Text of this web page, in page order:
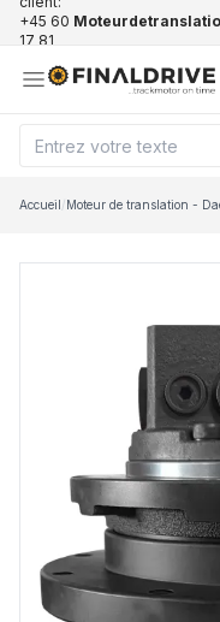
+45 60
17 81
Accueil/Moteur de translation -